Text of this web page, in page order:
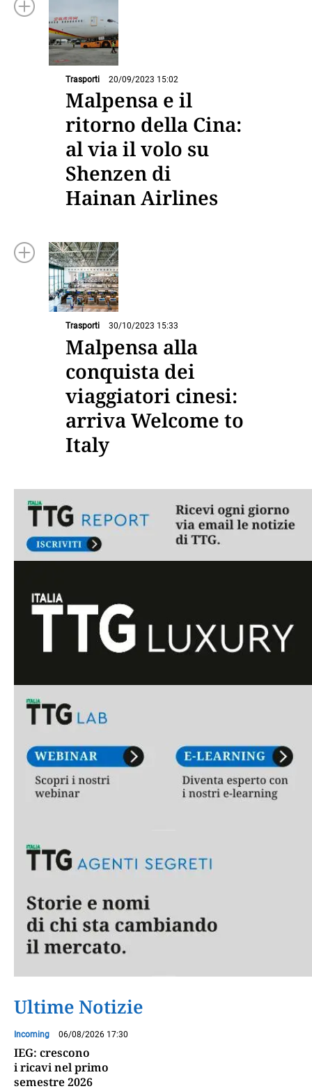
Trasporti 20/09/2023 15:02
Malpensa e il
ritorno della Cina:
al via il volo su
Shenzen di
Hainan Airlines
Trasporti 30/10/2023 15:33
Malpensa alla
conquista dei
viaggiatori cinesi:
arriva Welcome to
Italy
Ultime Notizie
Incoming 06/08/2026 17:30
IEG: crescono
i ricavi nel primo
semestre 2026